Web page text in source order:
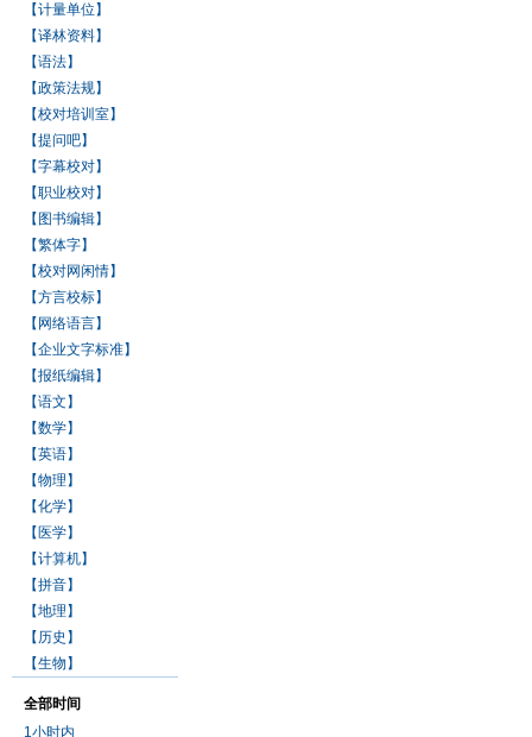
【计量单位】
【译林资料】
【语法】
【政策法规】
【校对培训室】
【提问吧】
【字幕校对】
【职业校对】
【图书编辑】
【繁体字】
【校对网闲情】
【方言校标】
【网络语言】
【企业文字标准】
【报纸编辑】
【语文】
【数学】
【英语】
【物理】
【化学】
【医学】
【计算机】
【拼音】
【地理】
【历史】
【生物】
全部时间
1小时内